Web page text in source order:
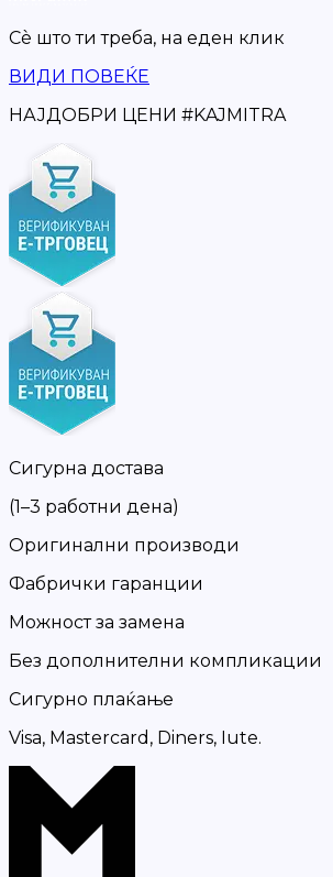
Сè што ти треба, на еден клик
ВИДИ ПОВЕЌЕ
НАЈДОБРИ ЦЕНИ #KAJMITRA
Сигурна достава
(1–3 работни дена)
Оригинални производи
Фабрички гаранции
Можност за замена
Без дополнителни компликации
Сигурно плаќање
Visa, Mastercard, Diners, Iute.